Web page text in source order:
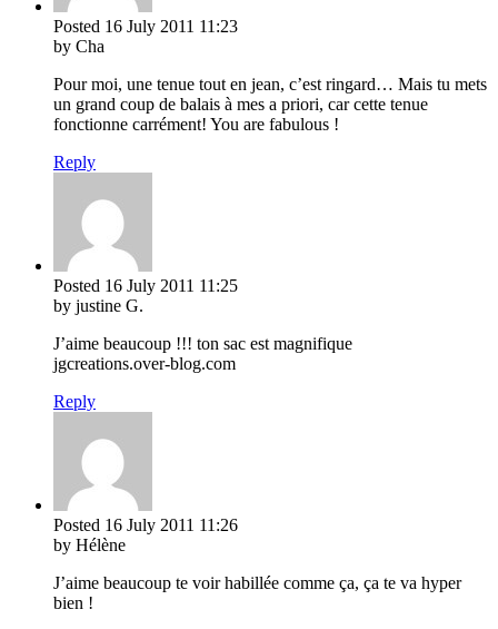
Posted 16 July 2011 11:23
by Cha
Pour moi, une tenue tout en jean, c’est ringard… Mais tu mets
un grand coup de balais à mes a priori, car cette tenue
fonctionne carrément! You are fabulous !
Reply
Posted 16 July 2011 11:25
by justine G.
J’aime beaucoup !!! ton sac est magnifique
jgcreations.over-blog.com
Reply
Posted 16 July 2011 11:26
by Hélène
J’aime beaucoup te voir habillée comme ça, ça te va hyper
bien !